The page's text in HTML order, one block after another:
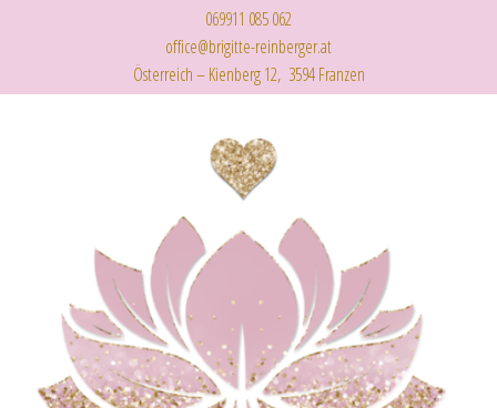
069911 085 062
office@brigitte-reinberger.at
Österreich – Kienberg 12, 3594 Franzen